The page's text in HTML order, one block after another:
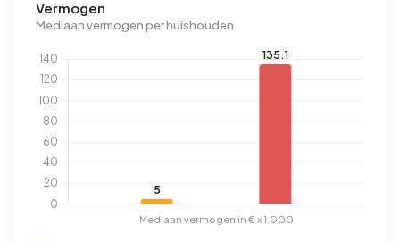
Vermogen
Mediaan vermogen per huishouden